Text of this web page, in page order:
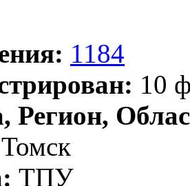
1184
10
Регион,
Томск
ТПУ